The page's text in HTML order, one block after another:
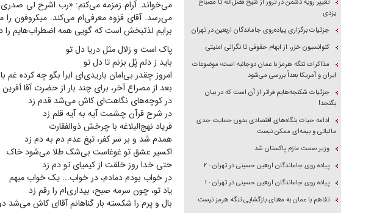
می‌خواند. آرام زمزمه می‌کنم: «رب اشرح لی
می‌رسد. آقای قزوه معرفی‌ام می‌کند. میکروفون را
برایم لذتبخش است که گویی همه اضطراب‌هایم
پاک است و زلال مثل دریا دل تو
باید ز دلم پُل بزنم تا دل تو
امروز چقدر بی‌امان باریدی‌ای ابر! بگو چه کرده غم
بعد از مصراع آخر، برای چند بار از حضرت آقا
در کوچه‌های نگاهت‌ای کاش می‌شد قدم زد
در شرح قرآن چشمت آیه به آیه قلم زد
فریاد نهج‌البلاغه با چرخش ذوالفقارت
همدم شد و بر سر کفر، تیغ عدم دم به دم زد
اکسیر عشق تو غوغاست بی‌شک طلا می‌شود خاک
حتی خدا روز خلقت از کیمیای تو دم زد
در خواب بودم دمادم، در خواب... یک خواب مبهم
یاد تو، چون سرمه صبح، بیداری‌ام را رقم زد
بال و پرم را شکسته بار گناهانم آقا‌ای کاش می‌شد
یزدی
جزئیات برگزاری پیاده‌روی جاماندگان اربعین در تهران
کنوانسیون خزر، از ابهام حقوقی تا نگرانی امنیتی
مذاکرات تنگه هرمز با عمان دوجانبه است؛ موضوعات
ایران و آمریکا بعداً بررسی می‌شود
جزئیات شکنجه‌هایم فراتر از آن است که در بیان
بگنجد!
ادامه حیات بنگاه‌های اقتصادی بدون حمایت جدی
مالیاتی و بیمه‌ای ممکن نیست
وزیر صمت عازم پاکستان شد
پیاده روی جاماندگان اربعین حسینی در تهران - ۲
پیاده روی جاماندگان اربعین حسینی در تهران - ۱
تفاهم با عمان به معنای بازگشایی تنگه هرمز نیست